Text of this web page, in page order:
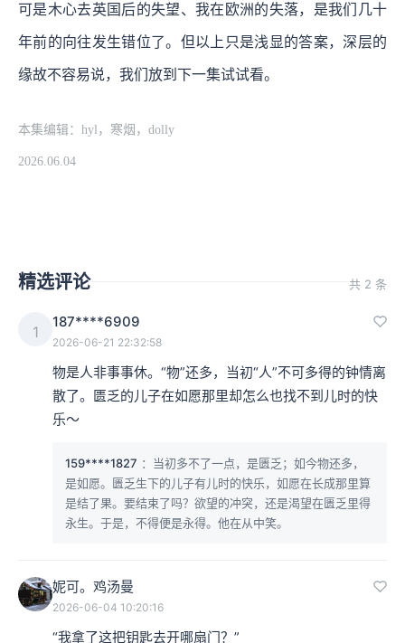
可是木心去英国后的失望、我在欧洲的失落，是我们几十
年前的向往发生错位了。但以上只是浅显的答案，深层的
缘故不容易说，我们放到下一集试试看。
本集编辑：hyl，寒烟，dolly
2026.06.04
精选评论 共 2 条
1
187****6909
2026-06-21 22:32:58
物是人非事事休。“物”还多，当初“人”不可多得的钟情离
散了。匮乏的儿子在如愿那里却怎么也找不到儿时的快
乐～
159****1827 ：当初多不了一点，是匮乏；如今物还多，
是如愿。匮乏生下的儿子有儿时的快乐，如愿在长成那里算
是结了果。要结束了吗？欲望的冲突，还是渴望在匮乏里得
永生。于是，不得便是永得。他在从中笑。
妮可。鸡汤曼
2026-06-04 10:20:16
“我拿了这把钥匙去开哪扇门？”